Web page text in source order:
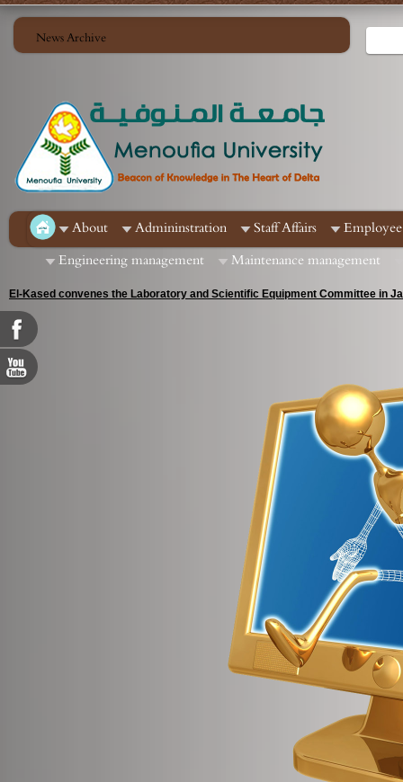
News Archive
About Admininstration Staff Affairs
Engineering management
Maintenance management
The Secretary General of the University: Nomination of (11) of the
positions in the Leadership Development Center in the Central Agency for